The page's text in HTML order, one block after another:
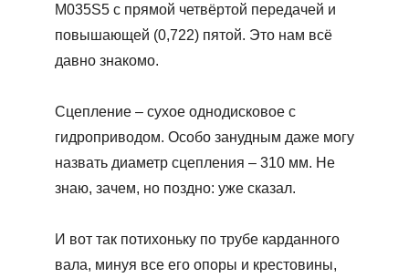
М035S5 с прямой четвёртой передачей и
повышающей (0,722) пятой. Это нам всё
давно знакомо.
Сцепление – сухое однодисковое с
гидроприводом. Особо занудным даже могу
назвать диаметр сцепления – 310 мм. Не
знаю, зачем, но поздно: уже сказал.
И вот так потихоньку по трубе карданного
вала, минуя все его опоры и крестовины,